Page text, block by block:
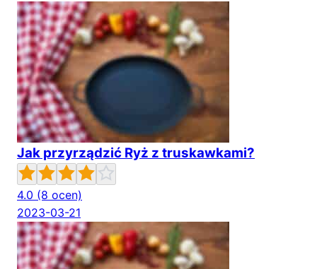
Jak przyrządzić Ryż z truskawkami?
4.0 (8 ocen)
2023-03-21